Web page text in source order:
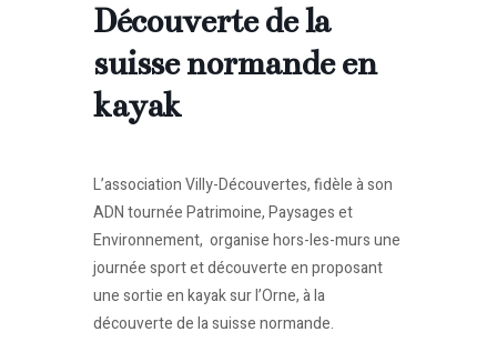
Découverte de la
suisse normande en
kayak
L’association Villy-Découvertes, fidèle à son
ADN tournée Patrimoine, Paysages et
Environnement, organise hors-les-murs une
journée sport et découverte en proposant
une sortie en kayak sur l’Orne, à la
découverte de la suisse normande.